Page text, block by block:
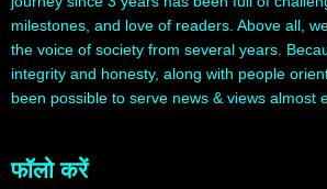
milestones, and love of readers. Above all,
the voice of society from several years.
integrity and honesty, along with people
been possible to serve news & views almost
फॉलो करें